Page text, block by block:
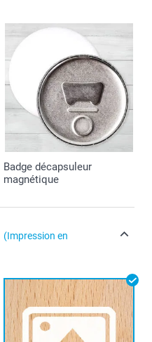
Badge décapsuleur
magnétique
(Impression en